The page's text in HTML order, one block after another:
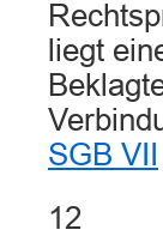
liegt
SGB VII
12